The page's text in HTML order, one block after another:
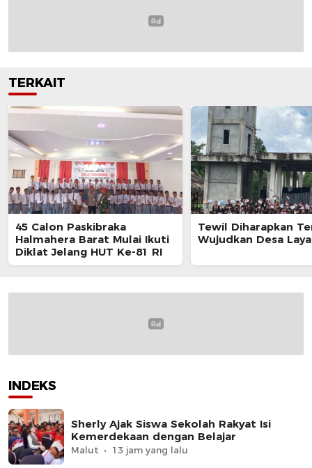
TERKAIT
45 Calon Paskibraka
Halmahera Barat Mulai Ikuti
Diklat Jelang HUT Ke-81 RI
Tewil Diharapkan
Wujudkan Desa
INDEKS
Sherly Ajak Siswa Sekolah Rakyat Isi
Kemerdekaan dengan Belajar
Malut 13 jam yang lalu